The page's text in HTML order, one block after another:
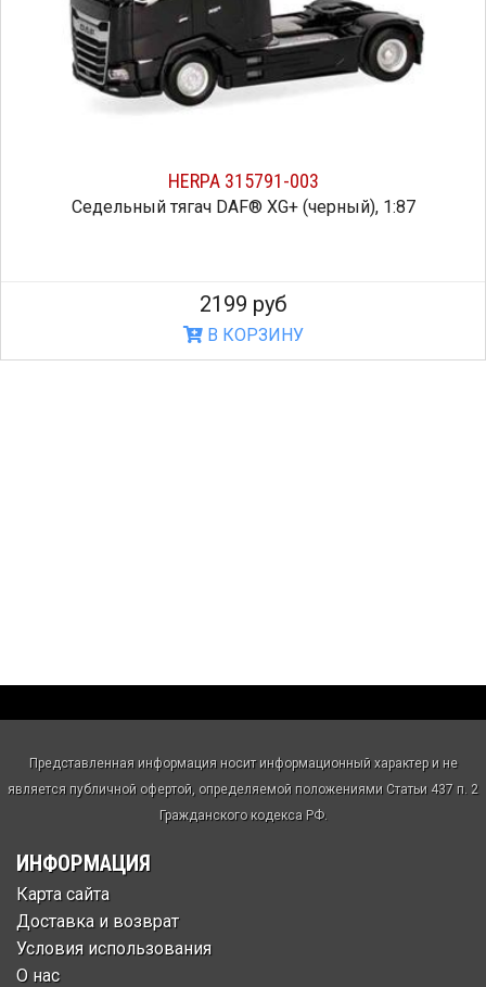
HERPA 315791-003
Седельный тягач DAF® XG+ (черный), 1:87
2199 руб
В КОРЗИНУ
Представленная информация носит информационный характер и не
является публичной офертой, определяемой положениями Статьи 437 п. 2
Гражданского кодекса РФ.
ИНФОРМАЦИЯ
Карта сайта
Доставка и возврат
Условия использования
О нас